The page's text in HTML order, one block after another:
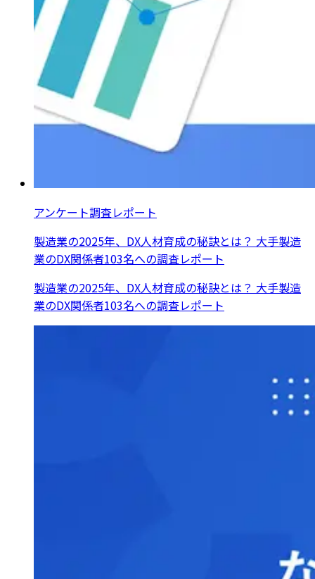
アンケート調査レポート
製造業の2025年、DX人材育成の秘訣とは？ 大手製造
業のDX関係者103名への調査レポート
製造業の2025年、DX人材育成の秘訣とは？ 大手製造
業のDX関係者103名への調査レポート